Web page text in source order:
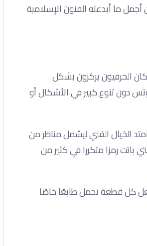
ما أبدعته الفنون الإسلامية
الحرفيون يركزون بشكل
دون تنوع كبير في الأشكال أو
الخيال الفني ليشمل مناظر من
باتت رمزا متكررا في كثير من
كل قطعة تحمل طابعًا خاصًا